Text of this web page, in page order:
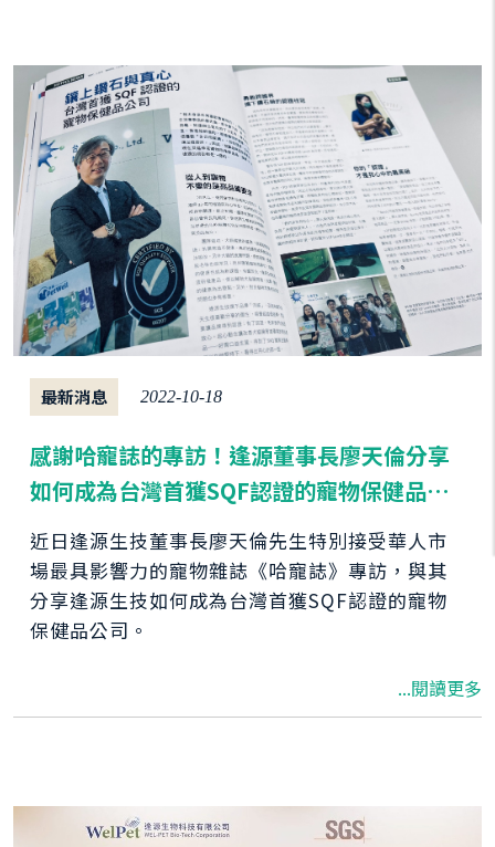
最新消息 2022-10-18
感謝哈寵誌的專訪！逢源董事長廖天倫分享
如何成為台灣首獲SQF認證的寵物保健品公
司
近日逢源生技董事長廖天倫先生特別接受華人市
場最具影響力的寵物雜誌《哈寵誌》專訪，與其
分享逢源生技如何成為台灣首獲SQF認證的寵物
保健品公司。
...閱讀更多